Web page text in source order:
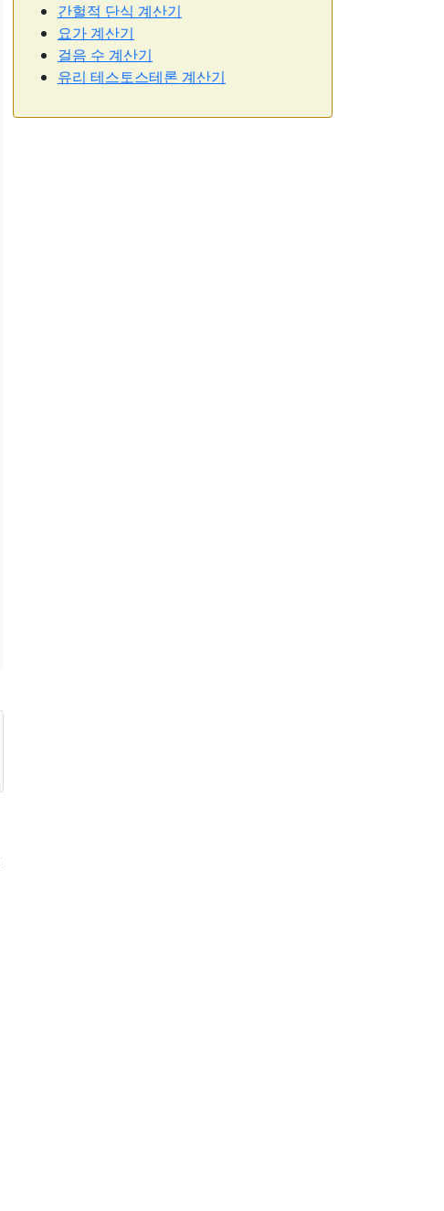
간헐적 단식 계산기
요가 계산기
걸음 수 계산기
유리 테스토스테론 계산기